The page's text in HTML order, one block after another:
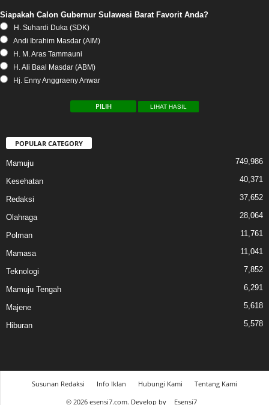
Siapakah Calon Gubernur Sulawesi Barat Favorit Anda?
H. Suhardi Duka (SDK)
Andi Ibrahim Masdar (AIM)
H. M. Aras Tammauni
H. Ali Baal Masdar (ABM)
Hj. Enny Anggraeny Anwar
LIHAT HASIL
POPULAR CATEGORY
Mamuju 749,986
Kesehatan 40,371
Redaksi 37,652
Olahraga 28,064
Polman 11,761
Mamasa 11,041
Teknologi 7,852
Mamuju Tengah 6,291
Majene 5,618
Hiburan 5,578
Susunan Redaksi Info Iklan Hubungi Kami
Tentang Kami
© 2026 esensi7.com. Develop by
Esensi7